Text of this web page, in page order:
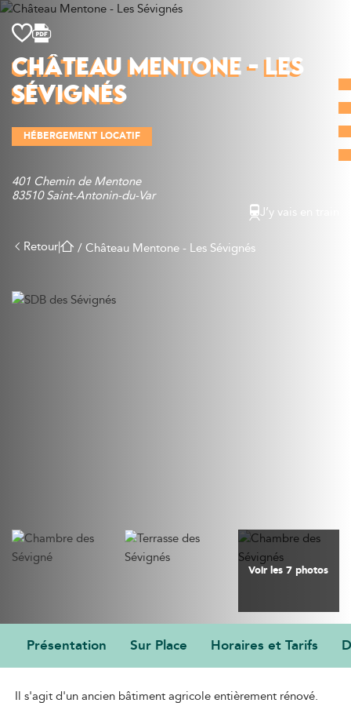
Découvrir
Que faire
Bien manger
Où dormir
Agenda
CHÂTEAU MENTONE - LES
SÉVIGNÉS
HÉBERGEMENT LOCATIF
401 Chemin de Mentone
83510 Saint-Antonin-du-Var
J’y vais en train
Retour| /Château Mentone - Les Sévignés
Voir les 7 photos
Présentation Sur Place Horaires et Tarifs
Il s'agit d'un ancien bâtiment agricole entièrement rénové.